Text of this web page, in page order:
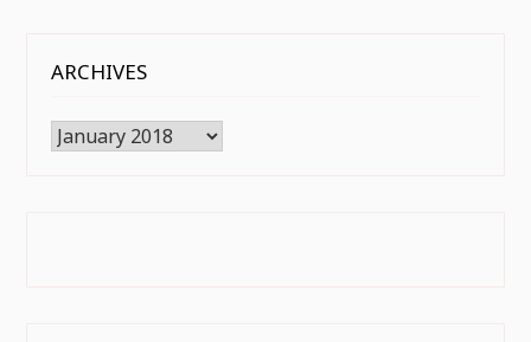
ARCHIVES
Archives